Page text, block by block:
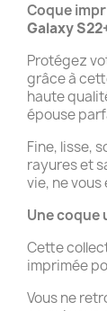
Coque
Galaxy
Protégez
grâce à
haute
épouse
Fine, lisse,
rayures et
vie, ne vous
Une coque
Cette
imprimée
Vous ne